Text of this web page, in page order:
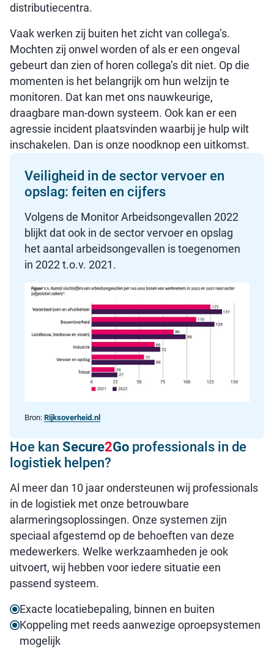
distributiecentra.
Vaak werken zij buiten het zicht van collega’s.
Mochten zij onwel worden of als er een ongeval
gebeurt dan zien of horen collega’s dit niet. Op die
momenten is het belangrijk om hun welzijn te
monitoren. Dat kan met ons nauwkeurige,
draagbare man-down systeem. Ook kan er een
agressie incident plaatsvinden waarbij je hulp wilt
inschakelen. Dan is onze noodknop een uitkomst.
Veiligheid in de sector vervoer en
opslag: feiten en cijfers
Volgens de Monitor Arbeidsongevallen 2022
blijkt dat ook in de sector vervoer en opslag
het aantal arbeidsongevallen is toegenomen
in 2022 t.o.v. 2021.
Bron: Rijksoverheid.nl
Hoe kan Secure2Go professionals in de
logistiek helpen?
Al meer dan 10 jaar ondersteunen wij professionals
in de logistiek met onze betrouwbare
alarmeringsoplossingen. Onze systemen zijn
speciaal afgestemd op de behoeften van deze
medewerkers. Welke werkzaamheden je ook
uitvoert, wij hebben voor iedere situatie een
passend systeem.
Exacte locatiebepaling, binnen en buiten
Koppeling met reeds aanwezige oproepsystemen
mogelijk